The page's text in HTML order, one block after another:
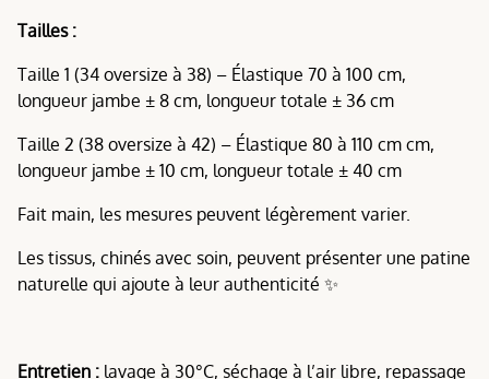
Tailles :
Taille 1 (34 oversize à 38) – Élastique 70 à 100 cm,
longueur jambe ± 8 cm, longueur totale ± 36 cm
Taille 2 (38 oversize à 42) – Élastique 80 à 110 cm cm,
longueur jambe ± 10 cm, longueur totale ± 40 cm
Fait main, les mesures peuvent légèrement varier.
Les tissus, chinés avec soin, peuvent présenter une patine
naturelle qui ajoute à leur authenticité ✨
Entretien : lavage à 30°C, séchage à l’air libre, repassage